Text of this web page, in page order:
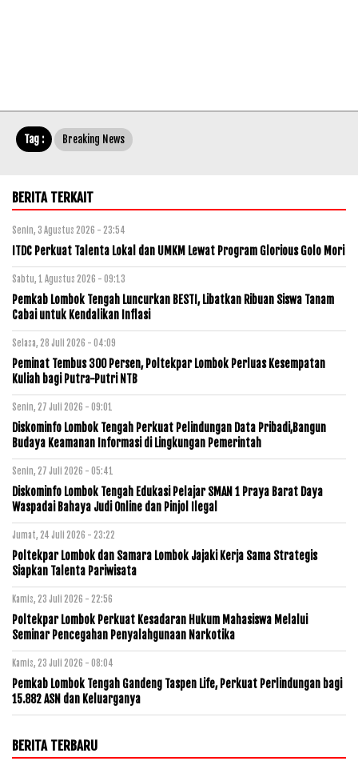
Tag : Breaking News
BERITA TERKAIT
Senin, 3 Agustus 2026 - 23:54
ITDC Perkuat Talenta Lokal dan UMKM Lewat Program Glorious Golo Mori
Sabtu, 1 Agustus 2026 - 09:13
Pemkab Lombok Tengah Luncurkan BESTI, Libatkan Ribuan Siswa Tanam
Cabai untuk Kendalikan Inflasi
Selasa, 28 Juli 2026 - 04:09
Peminat Tembus 300 Persen, Poltekpar Lombok Perluas Kesempatan
Kuliah bagi Putra-Putri NTB
Senin, 27 Juli 2026 - 09:01
Diskominfo Lombok Tengah Perkuat Pelindungan Data Pribadi,Bangun
Budaya Keamanan Informasi di Lingkungan Pemerintah
Senin, 27 Juli 2026 - 05:41
Diskominfo Lombok Tengah Edukasi Pelajar SMAN 1 Praya Barat Daya
Waspadai Bahaya Judi Online dan Pinjol Ilegal
Jumat, 24 Juli 2026 - 23:22
Poltekpar Lombok dan Samara Lombok Jajaki Kerja Sama Strategis
Siapkan Talenta Pariwisata
Kamis, 23 Juli 2026 - 22:56
Poltekpar Lombok Perkuat Kesadaran Hukum Mahasiswa Melalui
Seminar Pencegahan Penyalahgunaan Narkotika
Kamis, 23 Juli 2026 - 08:04
Pemkab Lombok Tengah Gandeng Taspen Life, Perkuat Perlindungan bagi
15.882 ASN dan Keluarganya
BERITA TERBARU